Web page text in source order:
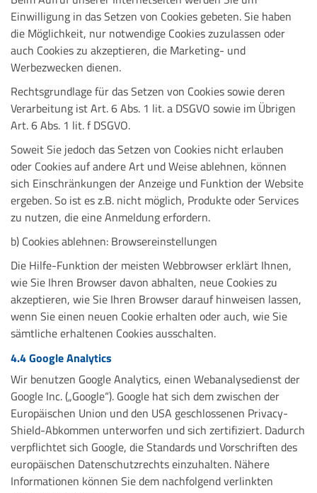
Einwilligung in das Setzen von Cookies gebeten. Sie haben
die Möglichkeit, nur notwendige Cookies zuzulassen oder
auch Cookies zu akzeptieren, die Marketing- und
Werbezwecken dienen.
Rechtsgrundlage für das Setzen von Cookies sowie deren
Verarbeitung ist Art. 6 Abs. 1 lit. a DSGVO sowie im Übrigen
Art. 6 Abs. 1 lit. f DSGVO.
Soweit Sie jedoch das Setzen von Cookies nicht erlauben
oder Cookies auf andere Art und Weise ablehnen, können
sich Einschränkungen der Anzeige und Funktion der Website
ergeben. So ist es z.B. nicht möglich, Produkte oder Services
zu nutzen, die eine Anmeldung erfordern.
b) Cookies ablehnen: Browsereinstellungen
Die Hilfe-Funktion der meisten Webbrowser erklärt Ihnen,
wie Sie Ihren Browser davon abhalten, neue Cookies zu
akzeptieren, wie Sie Ihren Browser darauf hinweisen lassen,
wenn Sie einen neuen Cookie erhalten oder auch, wie Sie
sämtliche erhaltenen Cookies ausschalten.
4.4 Google Analytics
Wir benutzen Google Analytics, einen Webanalysedienst der
Google Inc. („Google“). Google hat sich dem zwischen der
Europäischen Union und den USA geschlossenen Privacy-
Shield-Abkommen unterworfen und sich zertifiziert. Dadurch
verpflichtet sich Google, die Standards und Vorschriften des
europäischen Datenschutzrechts einzuhalten. Nähere
Informationen können Sie dem nachfolgend verlinkten